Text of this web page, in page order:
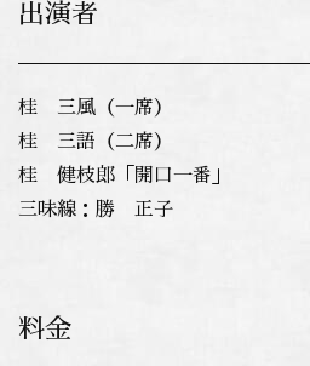
出演者
桂 三風（一席）
桂 三語（二席）
桂 健枝郎「開口一番」
三味線：勝 正子
料金